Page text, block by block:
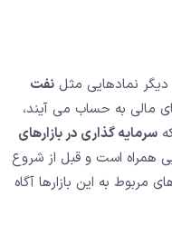
نفت
مالی به حساب می آیند،
سرمایه گذاری در بازارهای
همراه است و قبل از شروع
مربوط به این بازارها آگاه